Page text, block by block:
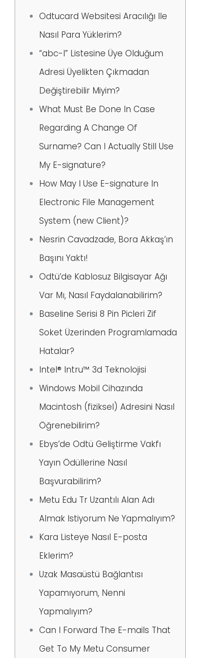
Odtucard Websitesi Aracılığı Ile
Nasıl Para Yüklerim?
“abc-l” Listesine Üye Olduğum
Adresi Üyelikten Çıkmadan
Değiştirebilir Miyim?
What Must Be Done In Case
Regarding A Change Of
Surname? Can I Actually Still Use
My E-signature?
How May I Use E-signature In
Electronic File Management
System (new Client)?
Nesrin Cavadzade, Bora Akkaş’ın
Başını Yaktı!
Odtü’de Kablosuz Bilgisayar Ağı
Var Mı, Nasıl Faydalanabilirim?
Baseline Serisi 8 Pin Picleri Zif
Soket Üzerinden Programlamada
Hatalar?
Intel® Intru™ 3d Teknolojisi
Windows Mobil Cihazında
Macintosh (fiziksel) Adresini Nasıl
Öğrenebilirim?
Ebys’de Odtü Geliştirme Vakfı
Yayın Ödüllerine Nasıl
Başvurabilirim?
Metu Edu Tr Uzantılı Alan Adı
Almak Istiyorum Ne Yapmalıyım?
Kara Listeye Nasıl E-posta
Eklerim?
Uzak Masaüstü Bağlantısı
Yapamıyorum, Nenni
Yapmalıyım?
Can I Forward The E-mails That
Get To My Metu Consumer